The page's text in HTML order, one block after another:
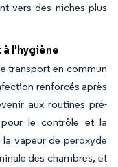
vers des niches plus
l'hygiène
transport en commun
renforcés après
aux routines pré-
le contrôle et la
vapeur de peroxyde
des chambres, et